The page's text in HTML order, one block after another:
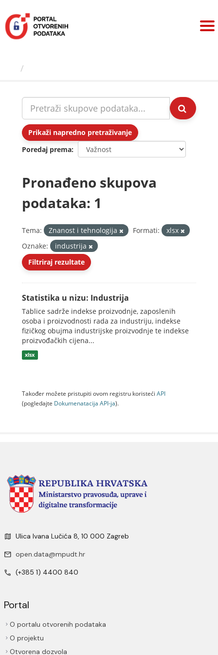
sadržaj
Prikaži napredno pretraživanje
Poredaj prema
Pronađeno skupova
podataka: 1
Tema: Znanost i tehnologija Formati:
xlsx
Oznake:
industrija
Filtriraj rezultate
Statistika u nizu: Industrija
Tablice sadrže indekse proizvodnje, zaposlenih
osoba i proizvodnosti rada za industriju, indekse
fizičkog obujma industrijske proizvodnje te indekse
proizvođačkih cijena...
xlsx
Također možete pristupiti ovom registru koristeći API
(pogledajte Dokumenаtаcijа API-jа).